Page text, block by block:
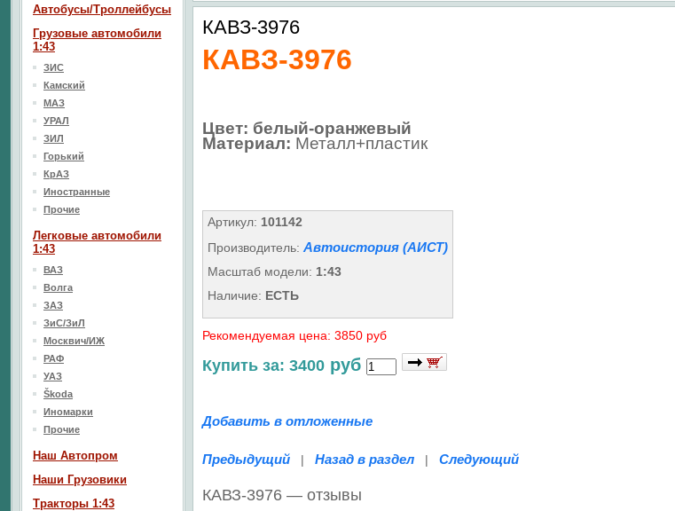
КАВЗ-3976
КАВЗ-3976
Цвет: белый-оранжевый
Материал: Металл+пластик
Артикул: 101142
Производитель: Автоистория (АИСТ)
Масштаб модели: 1:43
Наличие: ЕСТЬ
Рекомендуемая цена: 3850 руб
Купить за: 3400 руб
Добавить в отложенные
Предыдущий | Назад в раздел | Следующий
КАВЗ-3976 — отзывы
Автобусы/Троллейбусы
Грузовые автомобили
1:43
ЗИС
Камский
МАЗ
УРАЛ
ЗИЛ
Горький
КрАЗ
Иностранные
Прочие
Легковые автомобили
1:43
ВАЗ
Волга
ЗАЗ
ЗиС/ЗиЛ
Москвич/ИЖ
РАФ
УАЗ
Škoda
Иномарки
Прочие
Наш Aвтопром
Наши Грузовики
Тракторы 1:43